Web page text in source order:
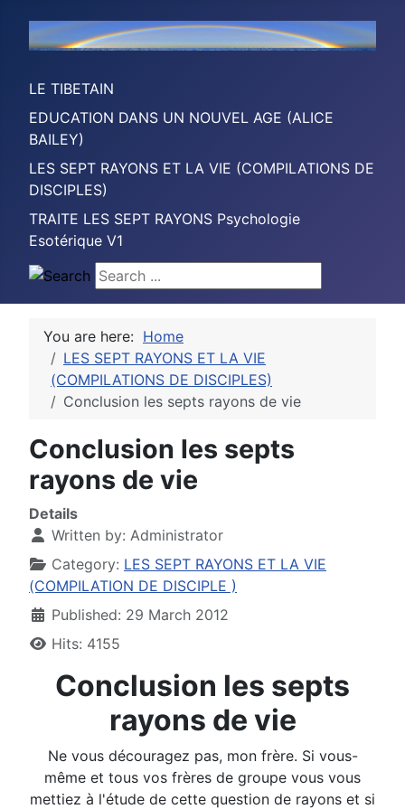
LE TIBETAIN
EDUCATION DANS UN NOUVEL AGE (ALICE
BAILEY)
LES SEPT RAYONS ET LA VIE (COMPILATIONS DE
DISCIPLES)
TRAITE LES SEPT RAYONS Psychologie
Esotérique V1
Search ...
You are here: Home
LES SEPT RAYONS ET LA VIE
(COMPILATIONS DE DISCIPLES)
Conclusion les septs rayons de vie
Conclusion les septs
rayons de vie
Details
Written by: Administrator
Category: LES SEPT RAYONS ET LA VIE
(COMPILATION DE DISCIPLE )
Published: 29 March 2012
Hits: 4155
Conclusion les septs
rayons de vie
Ne vous découragez pas, mon frère. Si vous-
même et tous vos frères de groupe vous vous
mettiez à l'étude de cette question de rayons et si